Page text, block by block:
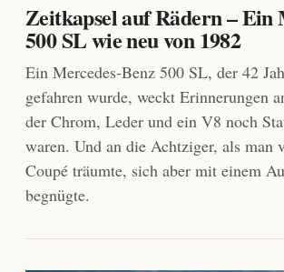
Zeitkapsel auf Rädern – Ein
500 SL wie neu von 1982
Ein Mercedes-Benz 500 SL, der 42
gefahren wurde, weckt Erinnerungen
der Chrom, Leder und ein V8 noch
waren. Und an die Achtziger, als man
Coupé träumte, sich aber mit einem
begnügte.